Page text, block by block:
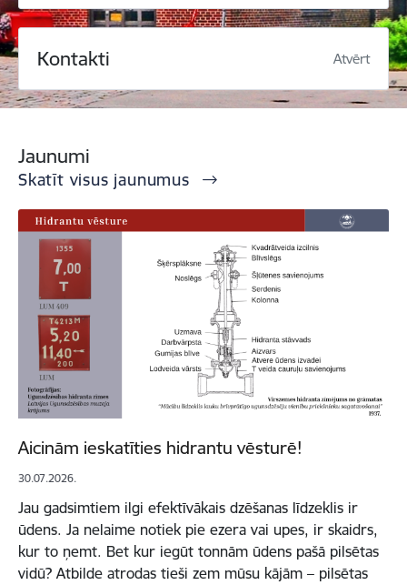
Kontakti Atvērt
Jaunumi
Skatīt visus jaunumus
Aicinām ieskatīties hidrantu vēsturē!
30.07.2026.
Jau gadsimtiem ilgi efektīvākais dzēšanas līdzeklis ir
ūdens. Ja nelaime notiek pie ezera vai upes, ir skaidrs,
kur to ņemt. Bet kur iegūt tonnām ūdens pašā pilsētas
vidū? Atbilde atrodas tieši zem mūsu kājām – pilsētas